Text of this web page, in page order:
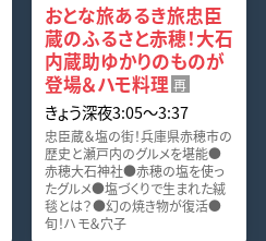
おとな旅あるき旅忠臣
蔵のふるさと赤穂！大石
内蔵助ゆかりのものが
登場＆ハモ料理 再
きょう深夜3:05〜3:37
忠臣蔵＆塩の街！兵庫県赤穂市の
歴史と瀬戸内のグルメを堪能●
赤穂大石神社●赤穂の塩を使っ
たグルメ●塩づくりで生まれた絨
毯とは？●幻の焼き物が復活●
旬！ハモ＆穴子